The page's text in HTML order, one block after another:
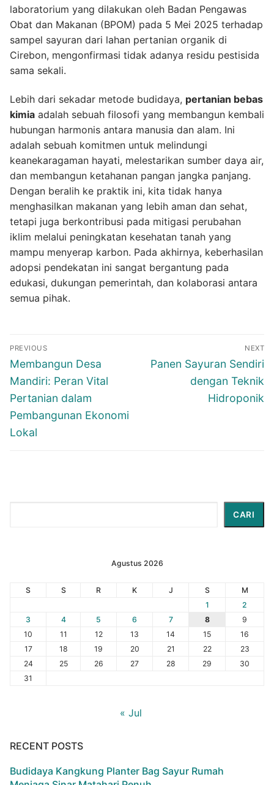
laboratorium yang dilakukan oleh Badan Pengawas
Obat dan Makanan (BPOM) pada 5 Mei 2025 terhadap
sampel sayuran dari lahan pertanian organik di
Cirebon, mengonfirmasi tidak adanya residu pestisida
sama sekali.
Lebih dari sekadar metode budidaya, pertanian bebas
kimia adalah sebuah filosofi yang membangun kembali
hubungan harmonis antara manusia dan alam. Ini
adalah sebuah komitmen untuk melindungi
keanekaragaman hayati, melestarikan sumber daya air,
dan membangun ketahanan pangan jangka panjang.
Dengan beralih ke praktik ini, kita tidak hanya
menghasilkan makanan yang lebih aman dan sehat,
tetapi juga berkontribusi pada mitigasi perubahan
iklim melalui peningkatan kesehatan tanah yang
mampu menyerap karbon. Pada akhirnya, keberhasilan
adopsi pendekatan ini sangat bergantung pada
edukasi, dukungan pemerintah, dan kolaborasi antara
semua pihak.
Navigasi
pos
PREVIOUS
Previous
post:
Membangun Desa
Mandiri: Peran Vital
Pertanian dalam
Pembangunan Ekonomi
Lokal
NEXT
Next
Panen Sayuran Sendiri
dengan Teknik
Hidroponik
CARI
Agustus 2026
S S R K J S
M
1
2
3
4 5 6 7 8
9
10
11 12 13 14 15
16
17
18 19 20 21 22
23
24
25 26 27 28 29
30
31
« Jul
RECENT POSTS
Budidaya Kangkung Planter Bag Sayur Rumah